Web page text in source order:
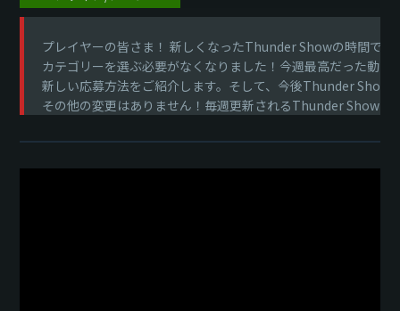
ス
ッ
ク
プレイヤーの皆さま！ 新しくなったThunder Showの時間です
カテゴリーを選ぶ必要がなくなりました！今週最高だった動
新しい応募方法をご紹介します。そして、今後Thunder Show
その他の変更はありません！毎週更新されるThunder Showを